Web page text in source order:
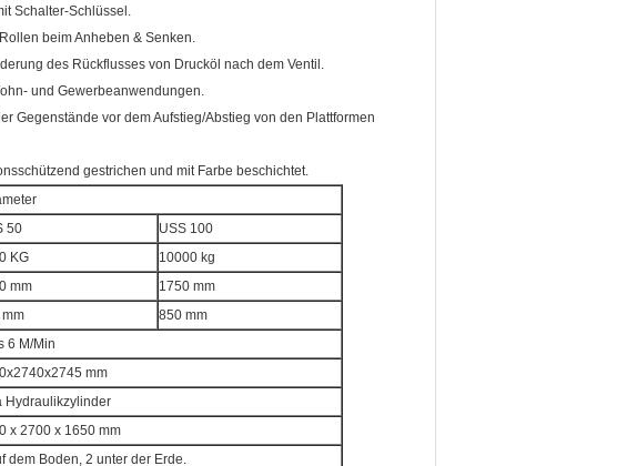
Schalter-Schlüssel.
beim Anheben & Senken.
des Rückflusses von Drucköl nach dem Ventil.
und Gewerbeanwendungen.
Gegenstände vor dem Aufstieg/Abstieg von den Plattformen
gestrichen und mit Farbe beschichtet.
50
USS 100
KG
10000 kg
mm
1750 mm
850 mm
6 M/Min
mm
Hydraulikzylinder
x 2700 x 1650 mm
dem Boden, 2 unter der Erde.